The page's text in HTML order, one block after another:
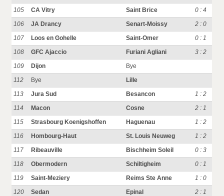
105
CA Vitry Saint Brice
0 : 4
106
JA Drancy Senart-Moissy
2 : 0
107
Loos en Gohelle Saint-Omer
0 : 1
108
GFC Ajaccio Furiani Agliani
3 : 2
109
Dijon
Bye
112
Bye
Lille
113
Jura Sud Besancon
1 : 2
114
Macon Cosne
2 : 1
115
Strasbourg Koenigshoffen Haguenau
1 : 2
116
Hombourg-Haut St. Louis Neuweg
1 : 2
117
Ribeauville Bischheim Soleil
0 : 3
118
Obermodern Schiltigheim
0 : 1
119
Saint-Meziery Reims Ste Anne
1 : 0
120
Sedan Epinal
2 : 1